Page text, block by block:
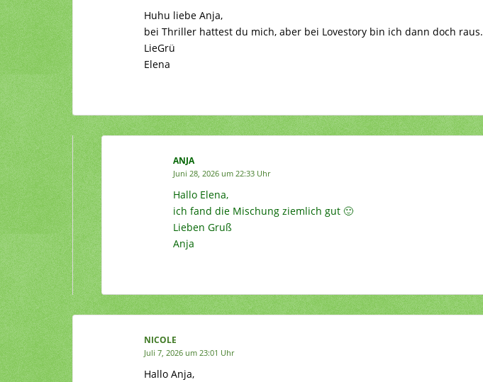
Huhu liebe Anja,
bei Thriller hattest du mich, aber bei Lovestory bin ich dann doch raus.
LieGrü
Elena
ANJA
Juni 28, 2026 um 22:33 Uhr
Hallo Elena,
ich fand die Mischung ziemlich gut 🙂
Lieben Gruß
Anja
NICOLE
Juli 7, 2026 um 23:01 Uhr
Hallo Anja,